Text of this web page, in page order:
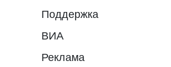
Поддержка
ВИА
Реклама